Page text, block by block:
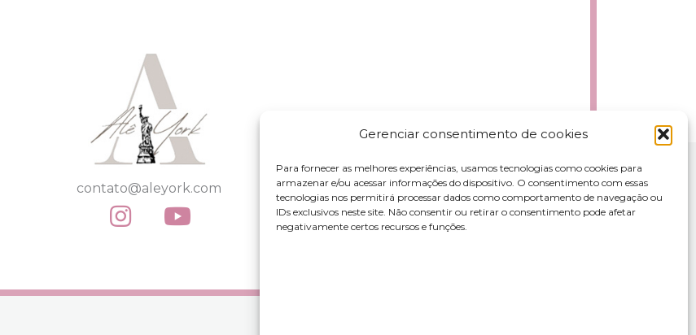
Gerenciar consentimento de cookies
Para fornecer as melhores experiências, usamos tecnologias como cookies para
armazenar e/ou acessar informações do dispositivo. O consentimento com essas
tecnologias nos permitirá processar dados como comportamento de navegação ou
IDs exclusivos neste site. Não consentir ou retirar o consentimento pode afetar
negativamente certos recursos e funções.
contato@aleyork.com